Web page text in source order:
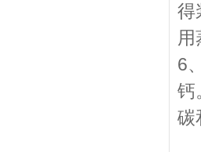
得
6
钙
碳